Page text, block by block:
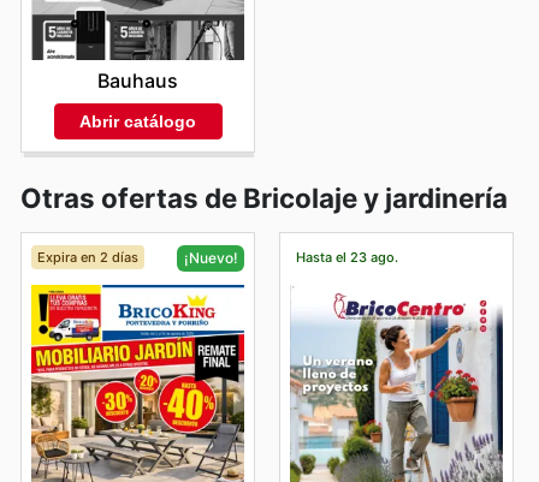
Bauhaus
Abrir catálogo
Otras ofertas de Bricolaje y jardinería
Expira en 2 días ¡Nuevo! Hasta el 23 ago.